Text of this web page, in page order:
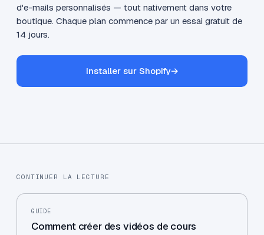
d'e-mails personnalisés — tout nativement dans votre
boutique. Chaque plan commence par un essai gratuit de
14 jours.
Installer sur Shopify→
CONTINUER LA LECTURE
GUIDE
Comment créer des vidéos de cours